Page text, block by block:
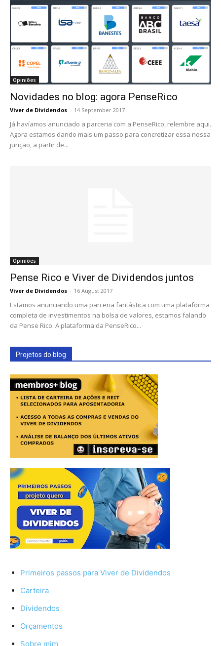
Opiniões
Novidades no blog: agora PenseRico
Viver de Dividendos - 14 September 2017
Já havíamos anunciado a parceria com a PenseRico, relembre aqui.
Agora estamos dando mais um passo para concretizar essa nossa
junção, a partir de...
Opiniões
Pense Rico e Viver de Dividendos juntos
Viver de Dividendos - 16 August 2017
Estamos anunciando uma parceria fantástica com uma plataforma
completa de investimentos na bolsa de valores, estamos falando
da Pense Rico. A plataforma da PenseRico...
Projetos do blog
Primeiros passos para Viver de Dividendos
Carteira
Dividendos
Orçamentos
Sobre mim